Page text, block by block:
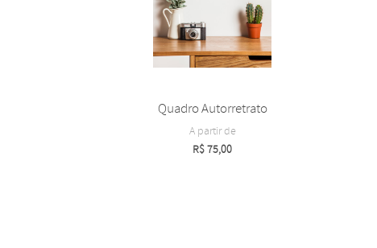
Quadro Autorretrato
A partir de
R$75,00